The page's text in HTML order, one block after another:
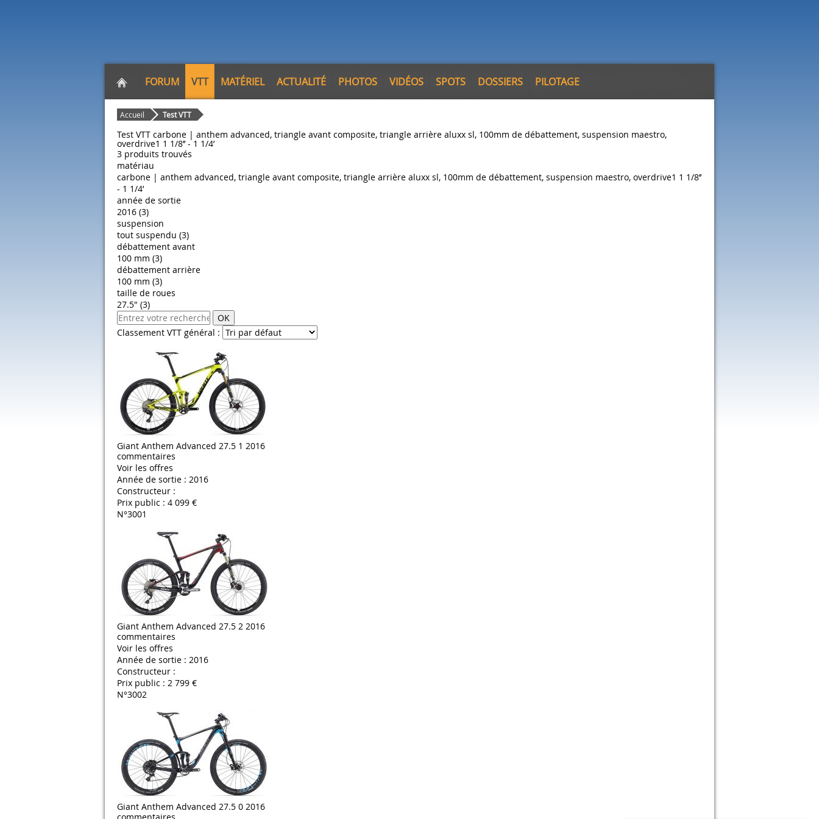
FORUM VTT MATÉRIEL ACTUALITÉ PHOTOS VIDÉOS SPOTS DOSSIERS PILOTAGE
Accueil Test VTT
Test VTT carbone | anthem advanced, triangle avant composite, triangle arrière aluxx sl, 100mm de débattement, suspension maestro,
overdrive1 1 1/8’’ - 1 1/4’
3 produits trouvés
matériau
carbone | anthem advanced, triangle avant composite, triangle arrière aluxx sl, 100mm de débattement, suspension maestro, overdrive1 1 1/8’’
- 1 1/4’
année de sortie
2016 (3)
suspension
tout suspendu (3)
débattement avant
100 mm (3)
débattement arrière
100 mm (3)
taille de roues
27.5" (3)
OK
Classement VTT général :
Giant Anthem Advanced 27.5 1 2016
commentaires
Voir les offres
Année de sortie : 2016
Constructeur :
Prix public : 4 099 €
N°3001
Giant Anthem Advanced 27.5 2 2016
commentaires
Voir les offres
Année de sortie : 2016
Constructeur :
Prix public : 2 799 €
N°3002
Giant Anthem Advanced 27.5 0 2016